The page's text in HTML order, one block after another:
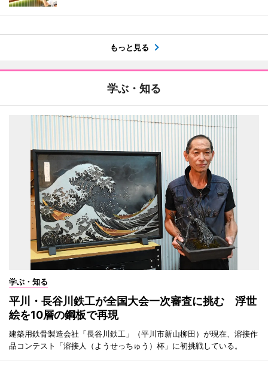
もっと見る
学ぶ・知る
学ぶ・知る
平川・長谷川鉄工が全国大会一次審査に挑む 浮世
絵を10層の鋼板で再現
建築用鉄骨製造会社「長谷川鉄工」（平川市新山柳田）が現在、溶接作
品コンテスト「溶接人（ようせっちゅう）杯」に初挑戦している。